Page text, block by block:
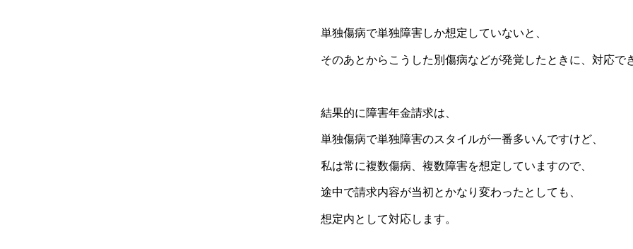
単独傷病で単独障害しか想定していないと、
そのあとからこうした別傷病などが発覚したときに、対応で
結果的に障害年金請求は、
単独傷病で単独障害のスタイルが一番多いんですけど、
私は常に複数傷病、複数障害を想定していますので、
途中で請求内容が当初とかなり変わったとしても、
想定内として対応します。